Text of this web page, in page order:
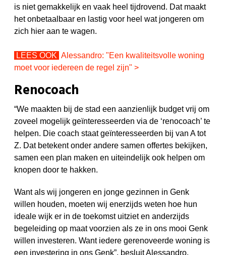
is niet gemakkelijk en vaak heel tijdrovend. Dat maakt
het onbetaalbaar en lastig voor heel wat jongeren om
zich hier aan te wagen.
LEES OOK Alessandro: "Een kwaliteitsvolle woning
moet voor iedereen de regel zijn" >
Renocoach
“We maakten bij de stad een aanzienlijk budget vrij om
zoveel mogelijk geïnteresseerden via de ‘renocoach’ te
helpen. Die coach staat geïnteresseerden bij van A tot
Z. Dat betekent onder andere samen offertes bekijken,
samen een plan maken en uiteindelijk ook helpen om
knopen door te hakken.
Want als wij jongeren en jonge gezinnen in Genk
willen houden, moeten wij enerzijds weten hoe hun
ideale wijk er in de toekomst uitziet en anderzijds
begeleiding op maat voorzien als ze in ons mooi Genk
willen investeren. Want iedere gerenoveerde woning is
een investering in ons Genk”, besluit Alessandro.